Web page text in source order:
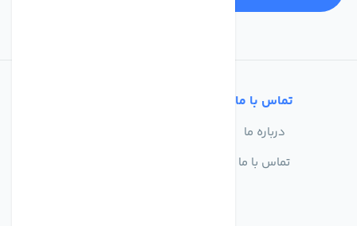
تماس با ما
درباره ما
تماس با ما